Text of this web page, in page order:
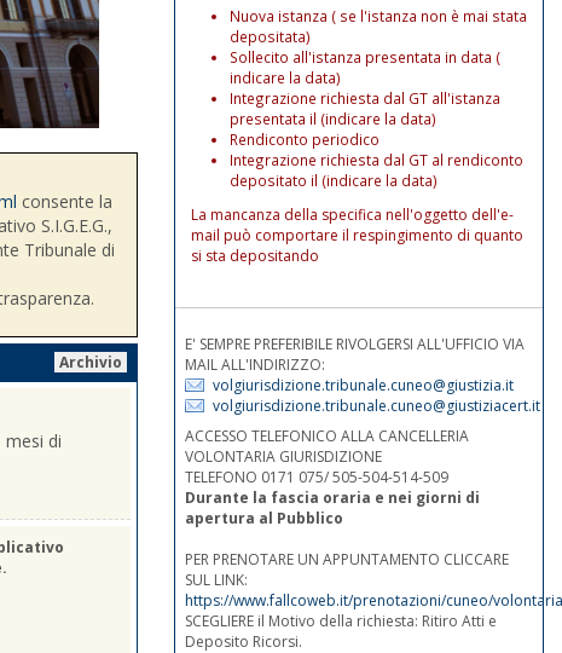
consente la
S.I.G.E.G.,
Tribunale di
Archivio
mesi di
Nuova istanza ( se l'istanza non è mai stata
depositata)
Sollecito all'istanza presentata in data (
indicare la data)
Integrazione richiesta dal GT all'istanza
presentata il (indicare la data)
Rendiconto periodico
Integrazione richiesta dal GT al rendiconto
depositato il (indicare la data)
La mancanza della specifica nell'oggetto dell'e-
mail può comportare il respingimento di quanto
si sta depositando
E' SEMPRE PREFERIBILE RIVOLGERSI ALL'UFFICIO VIA
MAIL ALL'INDIRIZZO:
volgiurisdizione.tribunale.cuneo@giustizia.it
volgiurisdizione.tribunale.cuneo@giustiziacert.it
ACCESSO TELEFONICO ALLA CANCELLERIA
VOLONTARIA GIURISDIZIONE
TELEFONO 0171 075/ 505-504-514-509
Durante la fascia oraria e nei giorni di
apertura al Pubblico
PER PRENOTARE UN APPUNTAMENTO CLICCARE
SUL LINK:
https://www.fallcoweb.it/prenotazioni/cuneo/
SCEGLIERE il Motivo della richiesta: Ritiro Atti e
Deposito Ricorsi.